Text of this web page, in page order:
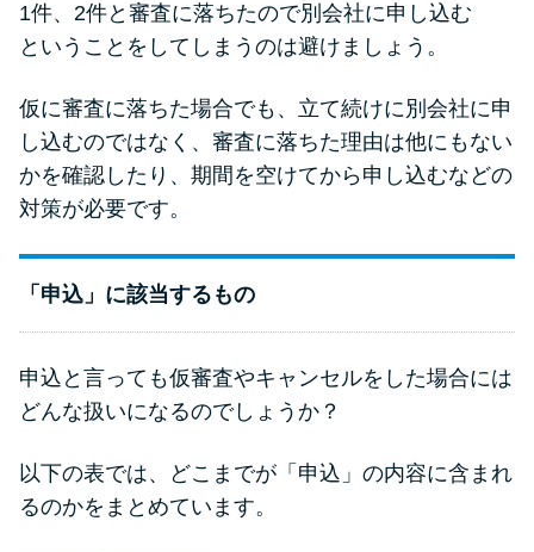
1件、2件と審査に落ちたので別会社に申し込む
ということをしてしまうのは避けましょう。
仮に審査に落ちた場合でも、立て続けに別会社に申
し込むのではなく、審査に落ちた理由は他にもない
かを確認したり、期間を空けてから申し込むなどの
対策が必要です。
「申込」に該当するもの
申込と言っても仮審査やキャンセルをした場合には
どんな扱いになるのでしょうか？
以下の表では、どこまでが「申込」の内容に含まれ
るのかをまとめています。